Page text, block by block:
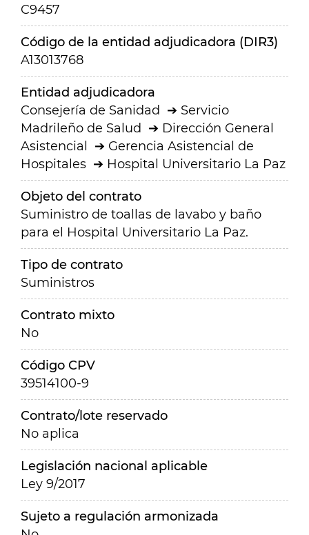
C9457
Código de la entidad adjudicadora (DIR3)
A13013768
Entidad adjudicadora
Consejería de Sanidad
Servicio
Madrileño de Salud
Dirección General
Asistencial
Gerencia Asistencial de
Hospitales
Hospital Universitario La Paz
Objeto del contrato
Suministro de toallas de lavabo y baño
para el Hospital Universitario La Paz.
Tipo de contrato
Suministros
Contrato mixto
No
Código CPV
39514100-9
Contrato/lote reservado
No aplica
Legislación nacional aplicable
Ley 9/2017
Sujeto a regulación armonizada